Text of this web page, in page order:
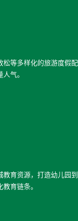
松等多样化的旅游度假配
气。
教育资源，打造幼儿园到
育链条。